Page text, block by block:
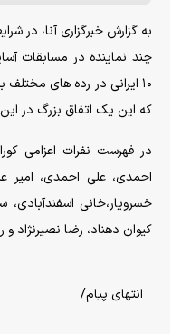
به گزارش خبرگزاری آنا، در
چند نماینده در مسابقات
۱۰ ایرانی در رده های
که این یک اتفاق بزرگ در
در فهرست نفرات اعزامی
احمدی، علی احمدی،
خسرویار،خانی
کیوان دهناد، رضا نصیرنژاد
انتهای پیام/